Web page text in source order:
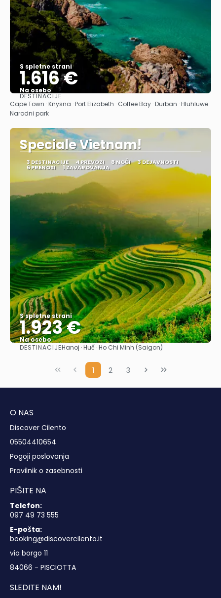
S spletne strani
1.616 €
Na osebo
Glej .
DESTINACIJE
Cape Town · Knysna · Port Elizabeth · Coffee Bay · Durban · Hluhluwe
Narodni park
Speciale Vietnam!
3 DESTINACIJE 4 PREVOZI 8 NOČI 3 DEJAVNOSTI
6 PRENOSI 1 ZAVAROVANJA
S spletne strani
1.923 €
Na osebo
Glej .
DESTINACIJEHanoj · Huế · Ho Chi Minh (Saigon)
1 2 3
O NAS
Discover Cilento
05504410654
Pogoji poslovanja
Pravilnik o zasebnosti
PIŠITE NA
Telefon:
097 49 73 555
E-pošta:
booking@discovercilento.it
via borgo 11
84066 - PISCIOTTA
SLEDITE NAM!